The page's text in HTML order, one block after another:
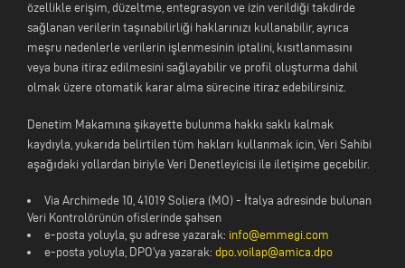
özellikle erişim, düzeltme, entegrasyon ve izin verildiği takdirde
sağlanan verilerin taşınabilirliği haklarınızı kullanabilir, ayrıca
meşru nedenlerle verilerin işlenmesinin iptalini, kısıtlanmasını
veya buna itiraz edilmesini sağlayabilir ve profil oluşturma dahil
olmak üzere otomatik karar alma sürecine itiraz edebilirsiniz.
Denetim Makamına şikayette bulunma hakkı saklı kalmak
kaydıyla, yukarıda belirtilen tüm hakları kullanmak için, Veri Sahibi
aşağıdaki yollardan biriyle Veri Denetleyicisi ile iletişime geçebilir.
Via Archimede 10, 41019 Soliera (MO) - İtalya adresinde bulunan
Veri Kontrolörünün ofislerinde şahsen
e-posta yoluyla, şu adrese yazarak: info@emmegi.com
e-posta yoluyla, DPO'ya yazarak: dpo.voilap@amica.dpo